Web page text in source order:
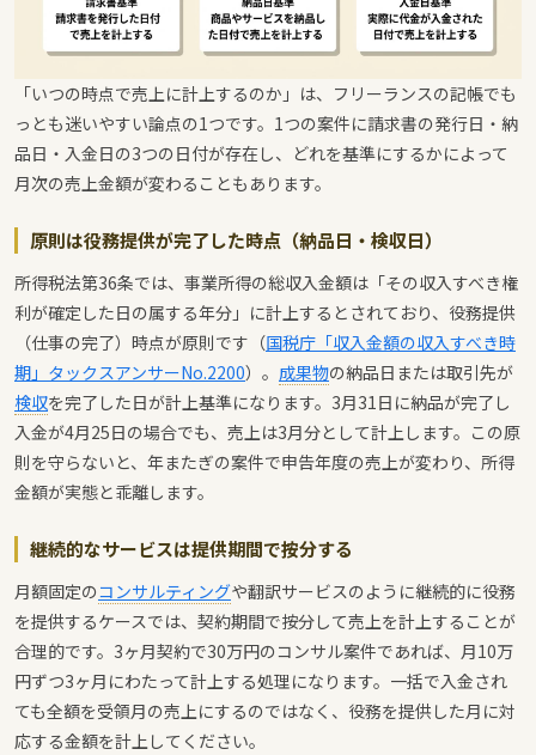
「いつの時点で売上に計上するのか」は、フリーランスの記帳でも
っとも迷いやすい論点の1つです。1つの案件に請求書の発行日・納
品日・入金日の3つの日付が存在し、どれを基準にするかによって
月次の売上金額が変わることもあります。
原則は役務提供が完了した時点（納品日・検収日）
所得税法第36条では、事業所得の総収入金額は「その収入すべき権
利が確定した日の属する年分」に計上するとされており、役務提供
（仕事の完了）時点が原則です（国税庁「収入金額の収入すべき時
期」タックスアンサーNo.2200）。 成果物の納品日または取引先が
検収を完了した日が計上基準になります。3月31日に納品が完了し
入金が4月25日の場合でも、売上は3月分として計上します。この原
則を守らないと、年またぎの案件で申告年度の売上が変わり、所得
金額が実態と乖離します。
継続的なサービスは提供期間で按分する
月額固定のコンサルティングや翻訳サービスのように継続的に役務
を提供するケースでは、契約期間で按分して売上を計上することが
合理的です。3ヶ月契約で30万円のコンサル案件であれば、月10万
円ずつ3ヶ月にわたって計上する処理になります。一括で入金され
ても全額を受領月の売上にするのではなく、役務を提供した月に対
応する金額を計上してください。